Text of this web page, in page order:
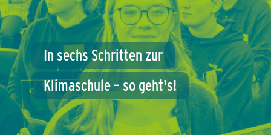
In sechsSchrittenzur
Klimaschule – so geht's!